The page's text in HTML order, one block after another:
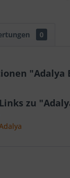
0
"Adalya
zu